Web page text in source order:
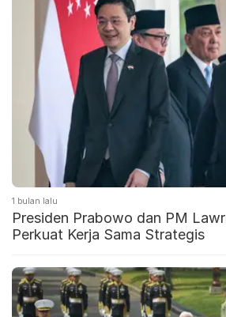
1 bulan lalu
Presiden Prabowo dan PM
Perkuat Kerja Sama Strategis